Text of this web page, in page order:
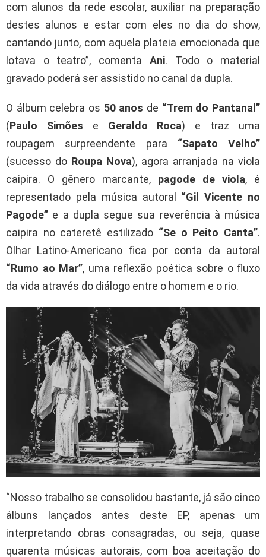
com alunos da rede escolar, auxiliar na preparação
destes alunos e estar com eles no dia do show,
cantando junto, com aquela plateia emocionada que
lotava o teatro”, comenta Ani. Todo o material
gravado poderá ser assistido no canal da dupla.
O álbum celebra os 50 anos de “Trem do Pantanal”
(Paulo Simões e Geraldo Roca) e traz uma
roupagem surpreendente para “Sapato Velho”
(sucesso do Roupa Nova), agora arranjada na viola
caipira. O gênero marcante, pagode de viola, é
representado pela música autoral “Gil Vicente no
Pagode” e a dupla segue sua reverência à música
caipira no cateretê estilizado “Se o Peito Canta”.
Olhar Latino-Americano fica por conta da autoral
“Rumo ao Mar”, uma reflexão poética sobre o fluxo
da vida através do diálogo entre o homem e o rio.
“Nosso trabalho se consolidou bastante, já são cinco
álbuns lançados antes deste EP, apenas um
interpretando obras consagradas, ou seja, quase
quarenta músicas autorais, com boa aceitação do